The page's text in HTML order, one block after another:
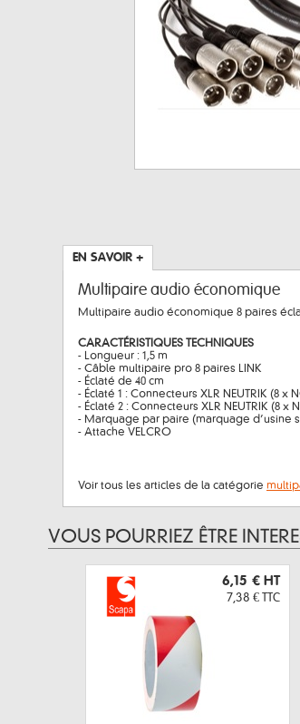
EN SAVOIR +
Multipaire audio économique
Multipaire audio économique 8 paires
CARACTÉRISTIQUES TECHNIQUES
- Longueur : 1,5 m
- Câble multipaire pro 8 paires LINK
- Éclaté de 40 cm
- Éclaté 1 : Connecteurs XLR NEUTRIK (8 x
- Éclaté 2 : Connecteurs XLR NEUTRIK (8 x
- Marquage par paire (marquage d’usine
- Attache VELCRO
Voir tous les articles de la catégorie
VOUS POURRIEZ ÊTRE
6,15 € HT
7,38 € TTC